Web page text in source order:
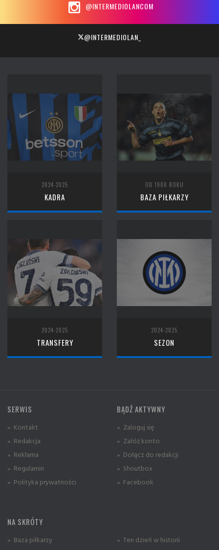
@INTERMEDIOLANCOM
@INTERMEDIOLAN_
2024-2025
KADRA
OD 1908 ROKU
BAZA PIŁKARZY
2024-2025
TRANSFERY
2024-2025
SEZON
SERWIS
» Kontakt
» Redakcja
» Reklama
» Regulamin
» Polityka prywatności
BĄDŹ AKTYWNY
» Zaloguj się
» Załóż konto
» Dołącz do redakcji
» Shoutbox
» Facebook
NA SKRÓTY
» Baza piłkarzy
» Ten dzień w historii